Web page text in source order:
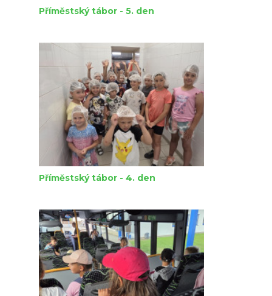
Příměstský tábor - 5. den
Příměstský tábor - 4. den